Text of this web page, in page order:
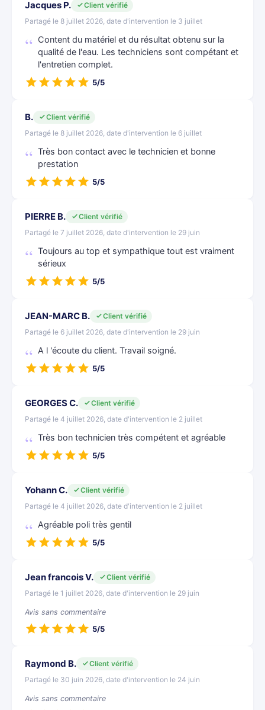
Jacques P.
Client vérifié
Partagé le 8 juillet 2026, date d'intervention le 3 juillet
Content du matériel et du résultat obtenu sur la
qualité de l'eau. Les techniciens sont compétant et
l'entretien complet.
5/5
B.
Client vérifié
Partagé le 8 juillet 2026, date d'intervention le 6 juillet
Très bon contact avec le technicien et bonne
prestation
5/5
PIERRE B.
Client vérifié
Partagé le 7 juillet 2026, date d'intervention le 29 juin
Toujours au top et sympathique tout est vraiment
sérieux
5/5
JEAN-MARC B.
Client vérifié
Partagé le 6 juillet 2026, date d'intervention le 29 juin
A l 'écoute du client. Travail soigné.
5/5
GEORGES C.
Client vérifié
Partagé le 4 juillet 2026, date d'intervention le 2 juillet
Très bon technicien très compétent et agréable
5/5
Yohann C.
Client vérifié
Partagé le 4 juillet 2026, date d'intervention le 2 juillet
Agréable poli très gentil
5/5
Jean francois V.
Client vérifié
Partagé le 1 juillet 2026, date d'intervention le 29 juin
Avis sans commentaire
5/5
Raymond B.
Client vérifié
Partagé le 30 juin 2026, date d'intervention le 24 juin
Avis sans commentaire